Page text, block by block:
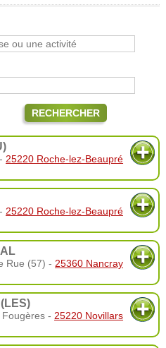
RECHERCHER
25220 Roche-lez-Beaupré
25220 Roche-lez-Beaupré
Rue (57) - 25360 Nancray
- 25220 Novillars